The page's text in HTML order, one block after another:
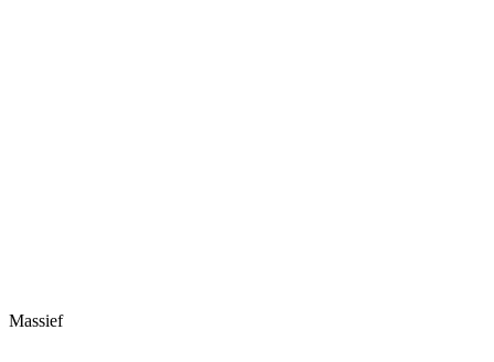
Massief